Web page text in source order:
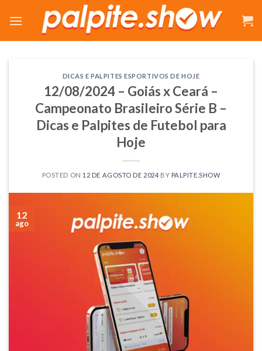
DICAS E PALPITES ESPORTIVOS DE HOJE
12/08/2024 – Goiás x Ceará –
Campeonato Brasileiro Série B –
Dicas e Palpites de Futebol para
Hoje
POSTED ON 12 DE AGOSTO DE 2024 BY PALPITE.SHOW
12
ago